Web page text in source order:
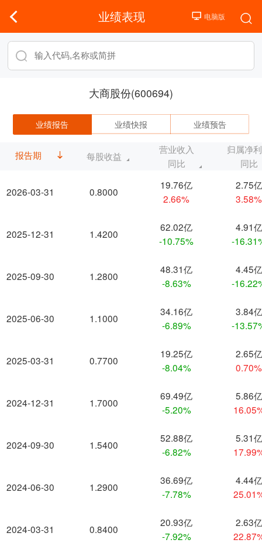
业绩表现
大商股份(600694)
业绩报告 业绩快报 业绩预告
报告期
2026-03-31
2025-12-31
2025-09-30
2025-06-30
2025-03-31
2024-12-31
2024-09-30
2024-06-30
2024-03-31
每股收益
营业收入
同比
归属净
同比
0.8000
19.76亿
2.66%
2.75亿
3.58%
1.4200
62.02亿
-10.75%
4.91亿
-
1.2800
48.31亿
-8.63%
4.45亿
-
1.1000
34.16亿
-6.89%
3.84亿
-
0.7700
19.25亿
-8.04%
2.65亿
0.70%
1.7000
69.49亿
-5.20%
5.86亿
1.5400
52.88亿
-6.82%
5.31亿
1.2900
36.69亿
-7.78%
4.44亿
0.8400
20.93亿
-7.92%
2.63亿